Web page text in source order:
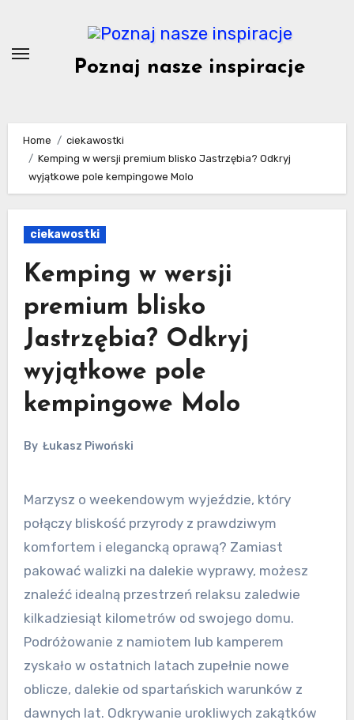
content
Poznaj nasze inspiracje
Home
ciekawostki
Kemping w wersji premium blisko Jastrzębia? Odkryj
wyjątkowe pole kempingowe Molo
ciekawostki
Kemping w wersji
premium blisko
Jastrzębia? Odkryj
wyjątkowe pole
kempingowe Molo
By Łukasz Piwoński
Marzysz o weekendowym wyjeździe, który
połączy bliskość przyrody z prawdziwym
komfortem i elegancką oprawą? Zamiast
pakować walizki na dalekie wyprawy, możesz
znaleźć idealną przestrzeń relaksu zaledwie
kilkadziesiąt kilometrów od swojego domu.
Podróżowanie z namiotem lub kamperem
zyskało w ostatnich latach zupełnie nowe
oblicze, dalekie od spartańskich warunków z
dawnych lat. Odkrywanie urokliwych zakątków